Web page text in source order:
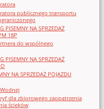
publicznego transportu
PISEMNY NA SPRZEDAŻ
18P
do wspólnego
PISEMNY NA SPRZEDAŻ
NA SPRZEDAŻ POJAZDU
dla zbiorowego zaopatrzenia
ścieków